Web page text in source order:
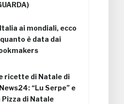
ai mondiali, ecco
è data dai
ricette di Natale di
“Lu Serpe” e
Pizza di Natale